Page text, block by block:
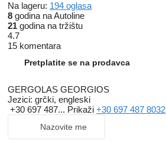
Na lageru: 194 oglasa
8 godina na Autoline
21 godina na tržištu
4.7
15 komentara
Pretplatite se na prodavca
GERGOLAS GEORGIOS
Jezici: grčki, engleski
+30 697 487... Prikaži +30 697 487 8032
Nazovite me